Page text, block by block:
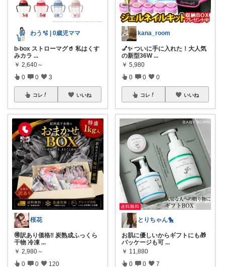
わう🫧 | 0歳児ママ
b-box ストローマグ🥤 私はくす
みカラ ...
￥ 2,640～
0 0 3
コレ いいね
桜花
🉐訳あり価格‼️ 炭熟成ふっくら
干物 冷凍 ...
￥ 2,980～
0 0 120
kana_room
💅✨ ついに手に入れた！大人気
の新型36W ...
￥ 5,980
0 0 0
コレ いいね
とりちゃん🐤
お肌に優しいからギフトにも🎁
パッケージも可 ...
￥ 11,880
0 0 7